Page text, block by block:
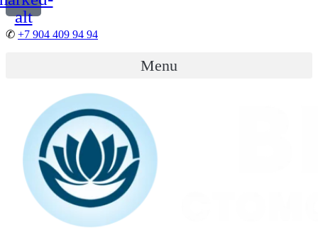
alt
✆ +7 904 409 94 94
Menu